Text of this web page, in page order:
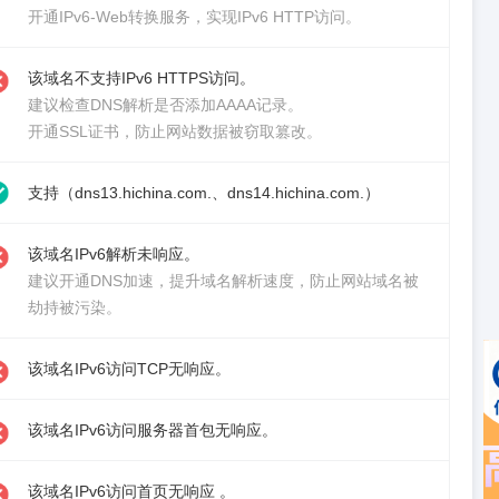
开通IPv6-Web转换服务 ，实现IPv6 HTTP访问。
该域名不支持IPv6 HTTPS访问。
建议检查DNS解析是否添加AAAA记录。
开通SSL证书 ，防止网站数据被窃取篡改。
支持（dns13.hichina.com.、dns14.hichina.com.）
该域名IPv6解析未响应。
建议开通DNS加速 ，提升域名解析速度，防止网站域名被
劫持被污染。
该域名IPv6访问TCP无响应。
该域名IPv6访问服务器首包无响应。
该域名IPv6访问首页无响应 。